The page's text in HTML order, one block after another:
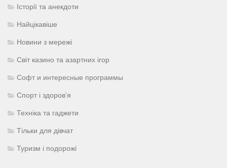
Історії та анекдоти
Найцікавіше
Новини з мережі
Світ казино та азартних ігор
Софт и интересные программы
Спорт і здоров'я
Техніка та гаджети
Тільки для дівчат
Туризм і подорожі